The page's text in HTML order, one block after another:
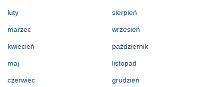
luty
marzec
kwiecień
maj
czerwiec
sierpień
wrzesień
październik
listopad
grudzień